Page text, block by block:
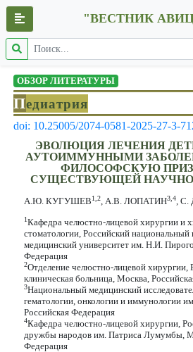
"ВЕСТНИК
ОБЗОР ЛИТЕРАТУРЫ
Педиатрия
doi: 10.25005/2074-0581-2025-27-3-
ЭВОЛЮЦИЯ ЛЕЧЕНИЯ
АУТОИММУННЫМИ
ФИЛОСОФСКУЮ
СУЩЕСТВУЮЩЕЙ
А.Ю. КУГУШЕВ1,2, А.В. ЛОПАТИН3,4, С.
1Кафедра челюстно-лицевой хирургии и
стоматологии, Российский национальный
медицинский университет им. Н.И.
Федерация
2Отделение челюстно-лицевой хирургии,
клиническая больница, Москва,
3Национальный медицинский
гематологии, онкологии и иммунологии
Российская Федерация
4Кафедра челюстно-лицевой хирургии,
дружбы народов им. Патриса Лумумбы,
Федерация